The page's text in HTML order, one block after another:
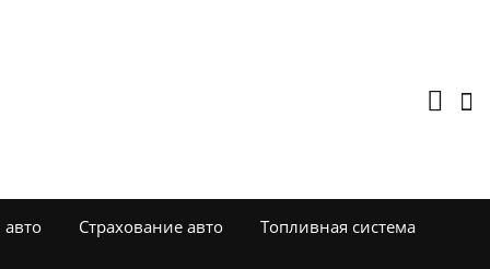
Страхование авто Топливная система